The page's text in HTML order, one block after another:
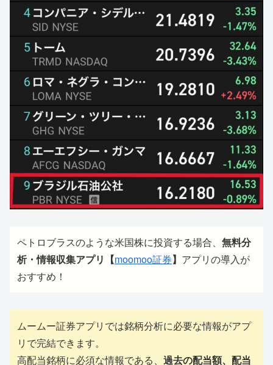
ペトロブラスのような米国株に投資する場合、 無料分
析・情報収集アプリ【moomoo証券】 アプリの導入が
おすすめ！
ムームー証券アプリでは銘柄分析に必要な情報がアプ
リで完結できます。
高配当銘柄に必須な情報である、 過去の配当額、配当